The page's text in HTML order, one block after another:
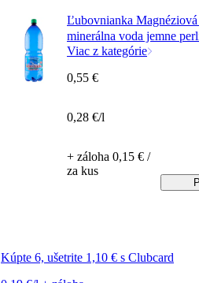
Ľubovnianka
minerálna voda jemne
Viac z kategórie
Kúpte 6, ušetrite 1,10 € s Clubcard
0,55 €
0,28 €/l
+ záloha 0,15 € /
za kus